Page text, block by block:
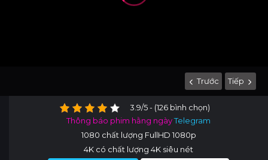
Trước Tiếp
3.9/5 - (126 bình chọn)
Thông báo phim hằng ngàyTelegram
1080 chất lượng FullHD 1080p
4K có chất lượng 4K siêu nét